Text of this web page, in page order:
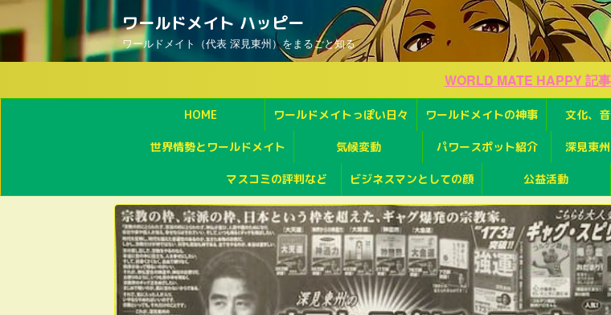
ワールドメイト ハッピー
ワールドメイト（代表 深見東州）をまるごと知る
WORLD MATE HAPPY 記
HOME ワールドメイトっぽい日々 ワールドメイトの神事 文化、
世界情勢とワールドメイト 気候変動 パワースポット紹介 深見東
マスコミの評判など ビジネスマンとしての顔 公益活動